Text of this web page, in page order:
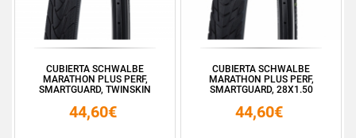
CUBIERTA SCHWALBE
MARATHON PLUS PERF,
SMARTGUARD, TWINSKIN
44,60€
CUBIERTA SCHWALBE
MARATHON PLUS PERF,
SMARTGUARD, 28X1.50
44,60€